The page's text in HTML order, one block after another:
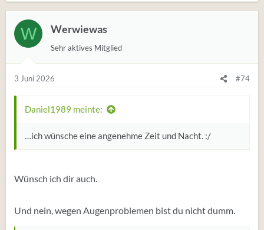
W Werwiewas
Sehr aktives Mitglied
3 Juni 2026 #74
Daniel1989 meinte:
…ich wünsche eine angenehme Zeit und Nacht. :/
Wünsch ich dir auch.
Und nein, wegen Augenproblemen bist du nicht dumm.